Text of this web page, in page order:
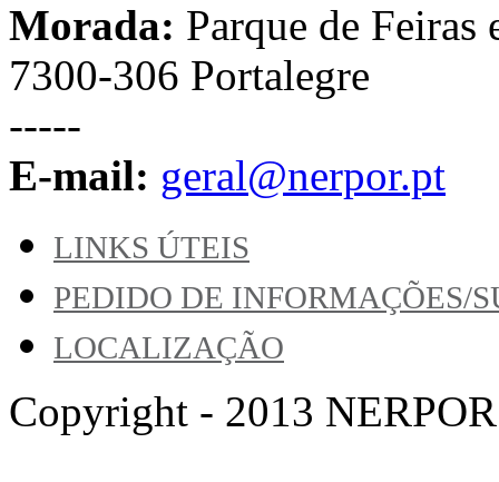
Morada: Parque de Feiras
7300-306 Portalegre
-----
E-mail: geral@nerpor.pt
LINKS ÚTEIS
PEDIDO DE INFORMAÇÕES/
LOCALIZAÇÃO
Copyright - 2013